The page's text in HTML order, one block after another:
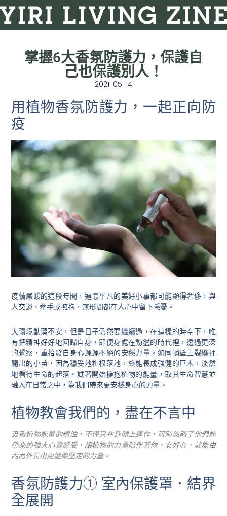
掌握6大香氛防護力，保護自
己也保護別人！
2021-05-14
用植物香氛防護力，一起正向防
疫
疫情嚴峻的這段時間，連最平凡的美好小事都可能顯得奢侈，與
人交談、牽手或擁抱，無形間都在人心中留下隱憂。
大環境動蕩不安，但是日子仍然要繼續過，在這樣的時空下，唯
有把精神好好地回歸自身，即便身處在動盪的時代裡，透過更深
的覺察，重拾發自身心源源不絕的安穩力量。如同峭壁上裂縫裡
開出的小苗，因為穩妥地札根落地，終能長成強健的巨木，淡然
地看待生命的起落。試著開始擁抱植物的能量，取其生命智慧並
融入在日常之中，為我們帶來更安穩身心的力量。
植物教會我們的，盡在不言中
汲取植物能量的精油，不僅只在身體上運作，可別忽略了他們能
帶來的強大心靈感受，讓植物的力量陪伴著你，安好心，就能由
內而外長出更溫柔堅定的力量。
香氛防護力① 室內保護罩．結界
全展開